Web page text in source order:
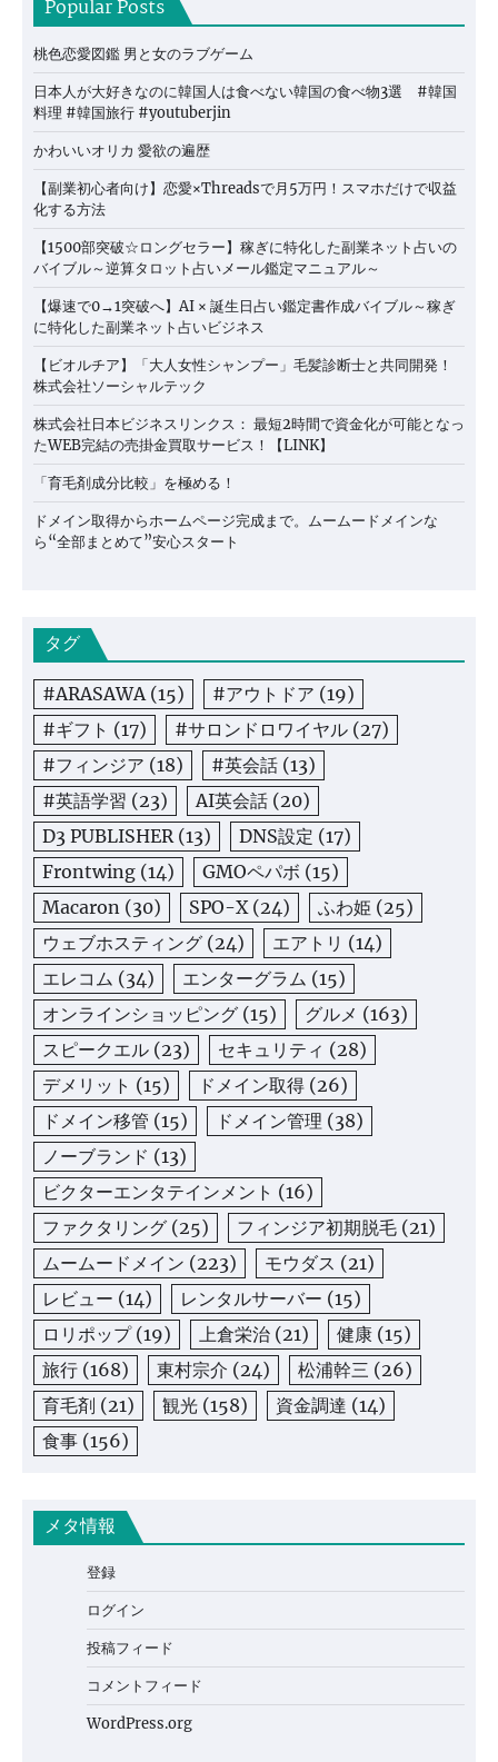
Popular Posts
桃色恋愛図鑑 男と女のラブゲーム
日本人が大好きなのに韓国人は食べない韓国の食べ物3選 #韓国
料理 #韓国旅行 #youtuberjin
かわいいオリカ 愛欲の遍歴
【副業初心者向け】恋愛×Threadsで月5万円！スマホだけで収益
化する方法
【1500部突破☆ロングセラー】稼ぎに特化した副業ネット占いの
バイブル～逆算タロット占いメール鑑定マニュアル～
【爆速で0→1突破へ】AI × 誕生日占い鑑定書作成バイブル～稼ぎ
に特化した副業ネット占いビジネス
【ビオルチア】「大人女性シャンプー」毛髪診断士と共同開発！
株式会社ソーシャルテック
株式会社日本ビジネスリンクス： 最短2時間で資金化が可能となっ
たWEB完結の売掛金買取サービス！【LINK】
「育毛剤成分比較」を極める！
ドメイン取得からホームページ完成まで。ムームードメインな
ら“全部まとめて”安心スタート
タグ
#ARASAWA(15) #アウトドア (19)
#ギフト (17) #サロンドロワイヤル (27)
#フィンジア (18) #英会話 (13)
#英語学習 (23) AI英会話 (20)
D3 PUBLISHER(13) DNS設定 (17)
Frontwing (14) GMOペパボ (15)
Macaron (30) SPO-X(24) ふわ姫 (25)
ウェブホスティング (24) エアトリ (14)
エレコム (34) エンターグラム (15)
オンラインショッピング (15) グルメ (163)
スピークエル (23) セキュリティ (28)
デメリット (15) ドメイン取得 (26)
ドメイン移管 (15) ドメイン管理 (38)
ノーブランド (13)
ビクターエンタテインメント (16)
ファクタリング (25) フィンジア初期脱毛 (21)
ムームードメイン (223) モウダス (21)
レビュー (14) レンタルサーバー (15)
ロリポップ(19) 上倉栄治 (21) 健康 (15)
旅行 (168) 東村宗介 (24) 松浦幹三 (26)
育毛剤 (21) 観光 (158) 資金調達 (14)
食事 (156)
メタ情報
登録
ログイン
投稿フィード
コメントフィード
WordPress.org